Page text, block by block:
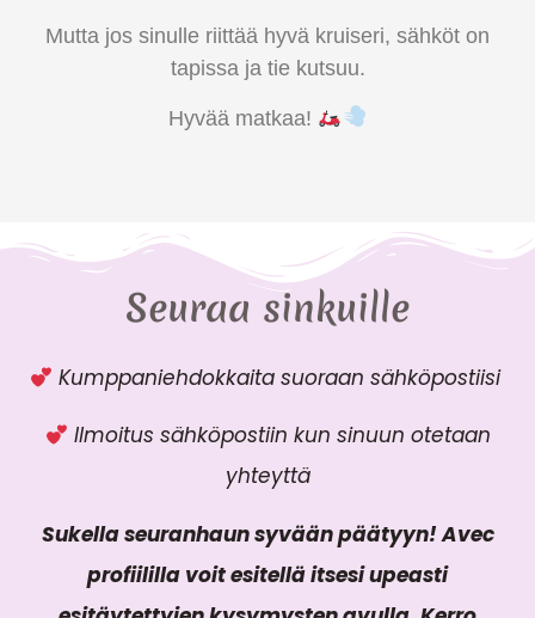
Mutta jos sinulle riittää hyvä kruiseri, sähköt on
tapissa ja tie kutsuu.
Hyvää matkaa!
Seuraa sinkuille
Kumppaniehdokkaita suoraan sähköpostiisi
Ilmoitus sähköpostiin kun sinuun otetaan
yhteyttä
Sukella seuranhaun syvään päätyyn! Avec
profiililla voit esitellä itsesi upeasti